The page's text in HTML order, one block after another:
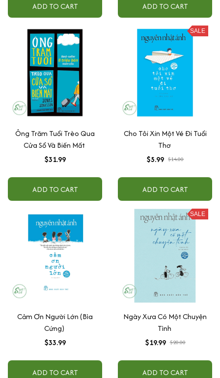
ADD TO CART ADD TO CART
Ông Trăm Tuổi Trèo Qua
Cửa Sổ Và Biến Mất
$31.99
ADD TO CART
SALE
Cho Tôi Xin Một Vé Đi Tuổi
Thơ
$5.99 $14.00
ADD TO CART
Cảm Ơn Người Lớn (Bìa
Cứng)
$33.99
ADD TO CART
SALE
Ngày Xưa Có Một Chuyện
Tình
$19.99 $20.00
ADD TO CART